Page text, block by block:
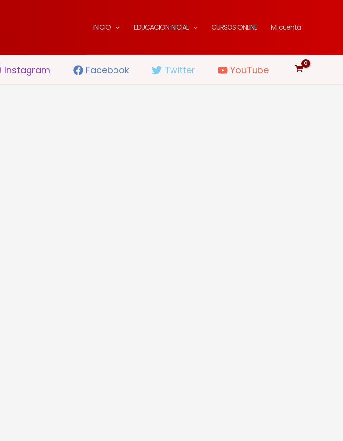
INICIO EDUCACION INICIAL CURSOS ONLINE Mi cuenta
Instagram Facebook Twitter YouTube